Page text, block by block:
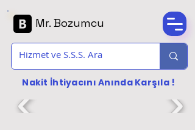
Mr. Bozumcu
Nakit İhtiyacını Anında Karşıla !